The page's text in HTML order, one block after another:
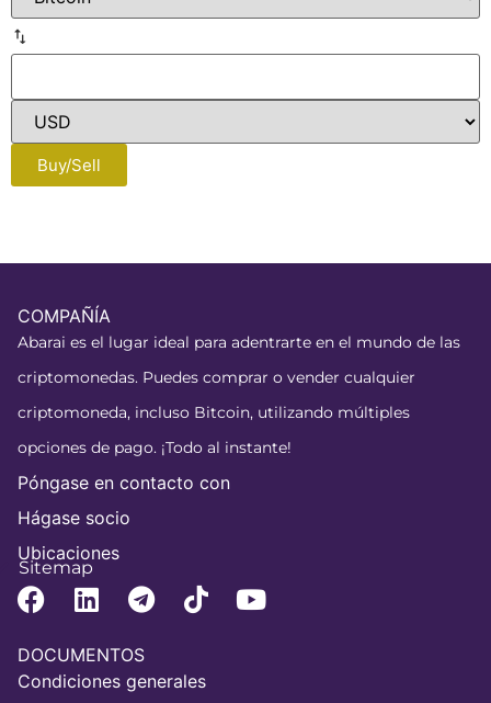
Buy/Sell
COMPAÑÍA
Abarai es el lugar ideal para adentrarte en el mundo de las
criptomonedas. Puedes comprar o vender cualquier
criptomoneda, incluso Bitcoin, utilizando múltiples
opciones de pago. ¡Todo al instante!
Póngase en contacto con
Hágase socio
Ubicaciones
Sitemap
DOCUMENTOS
Condiciones generales